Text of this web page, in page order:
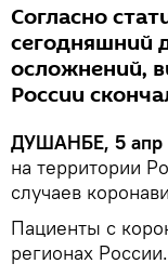
Согласно
сегодняшний
осложнений,
России
ДУШАНБЕ, 5 апр
на территории
случаев
Пациенты с
регионах России.